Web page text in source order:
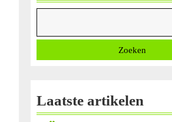
Zoeken
Laatste artikelen